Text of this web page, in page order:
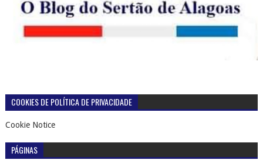
COOKIES DE POLÍTICA DE PRIVACIDADE
Cookie Notice
PÁGINAS